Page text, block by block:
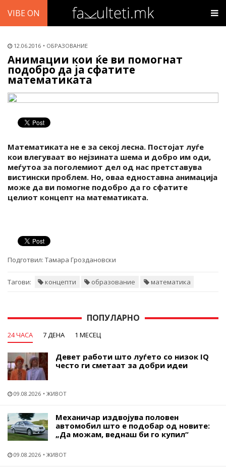
VIBE ON
12.06.2016 ОБРАЗОВАНИЕ
Анимации кои ќе ви помогнат
подобро да ја сфатите
математиката
Математиката не е за секој лесна. Постојат луѓе
кои влегуваат во нејзината шема и добро им оди,
меѓутоа за поголемиот дел од нас претставува
вистински проблем. Но, оваа едноставна анимација
може да ви помогне подобро да го сфатите
целиот концепт на математиката.
Подготвил: Тамара Гроздановски
Тагови: концепти образование математика
ПОПУЛАРНО
24 ЧАСА 7 ДЕНА 1 МЕСЕЦ
Девет работи што луѓето со низок IQ
често ги сметаат за добри идеи
09.08.2026 ЖИВОТ
Механичар издвојува половен
автомобил што е подобар од новите:
„Да можам, веднаш би го купил“
09.08.2026 ЖИВОТ